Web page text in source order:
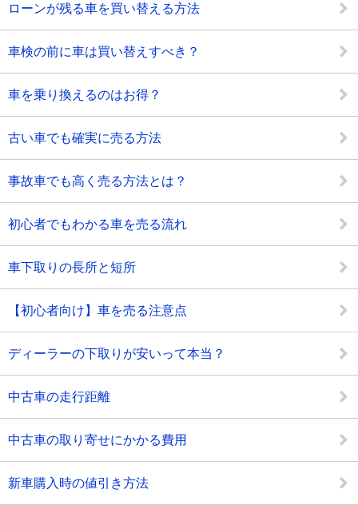
ローンが残る車を買い替える方法
車検の前に車は買い替えすべき？
車を乗り換えるのはお得？
古い車でも確実に売る方法
事故車でも高く売る方法とは？
初心者でもわかる車を売る流れ
車下取りの長所と短所
【初心者向け】車を売る注意点
ディーラーの下取りが安いって本当？
中古車の走行距離
中古車の取り寄せにかかる費用
新車購入時の値引き方法